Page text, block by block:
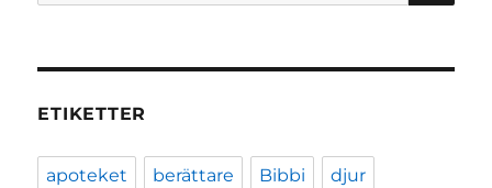
efter:
ETIKETTER
apoteket berättare Bibbi djur